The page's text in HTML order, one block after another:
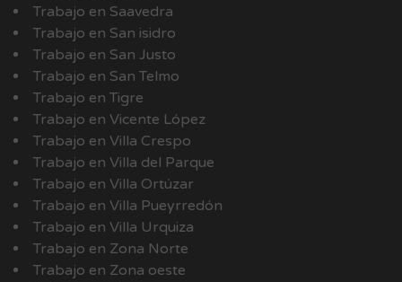
Trabajo en Saavedra
Trabajo en San isidro
Trabajo en San Justo
Trabajo en San Telmo
Trabajo en Tigre
Trabajo en Vicente López
Trabajo en Villa Crespo
Trabajo en Villa del Parque
Trabajo en Villa Ortúzar
Trabajo en Villa Pueyrredón
Trabajo en Villa Urquiza
Trabajo en Zona Norte
Trabajo en Zona oeste